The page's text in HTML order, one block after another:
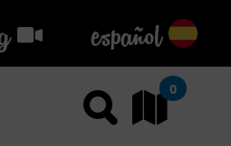
español
Usar el
0